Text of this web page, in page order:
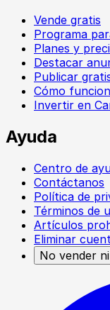
Vende gratis
Programa
Planes y
Destacar
Publicar
Cómo
Invertir en
Ayuda
Centro de
Contáctanos
Política de
Términos de
Artículos
Eliminar
No vender